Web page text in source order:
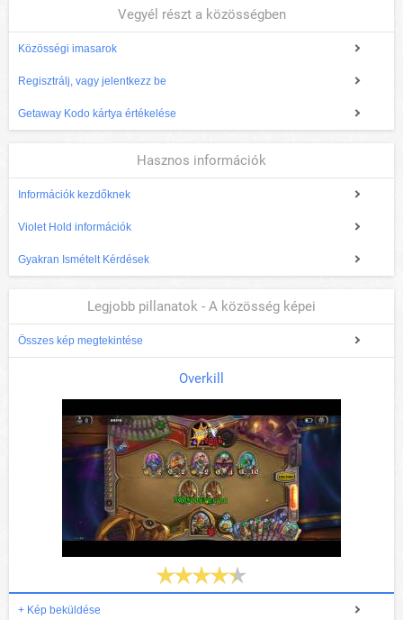
Vegyél részt a közösségben
Közösségi imasarok
Regisztrálj, vagy jelentkezz be
Getaway Kodo kártya értékelése
Hasznos információk
Információk kezdőknek
Violet Hold információk
Gyakran Ismételt Kérdések
Legjobb pillanatok - A közösség képei
Összes kép megtekintése
Overkill
+ Kép beküldése